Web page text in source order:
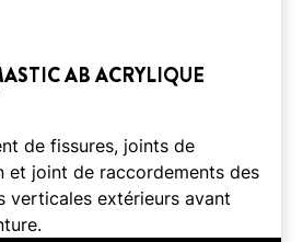
AB ACRYLIQUE
de fissures, joints de
et joint de raccordements des
verticales extérieurs avant